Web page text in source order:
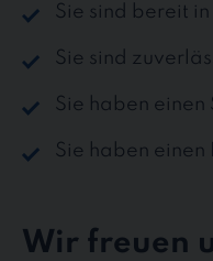
Sie sind bereit
Sie sind
Sie haben einen
Sie haben einen
Wir freuen